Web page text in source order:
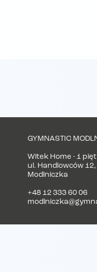
GYMNASTIC
Witek Home - 1
ul. Handlowców 12,
Modlniczka
+48 12 333 60 06